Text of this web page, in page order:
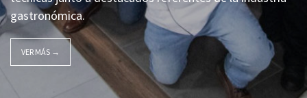
gastronómica.
VER MÁS →